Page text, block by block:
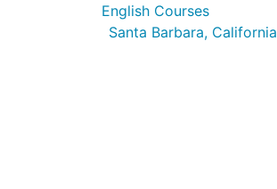
English Courses
Santa Barbara, California